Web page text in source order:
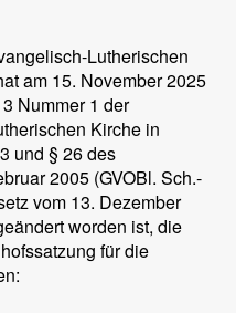
Lutherischen
am 15. November 2025
Nummer 1 der
Kirche in
und § 26 des
2005 (GVOBl. Sch.-
vom 13. Dezember
worden ist, die
für die